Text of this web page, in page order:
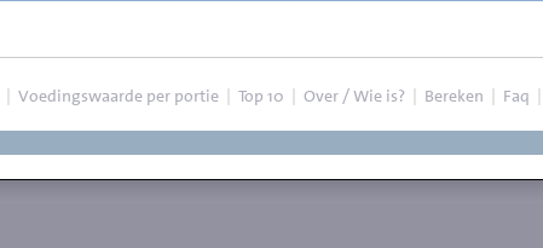
| Voedingswaarde per portie | Top 10 | Over / Wie is? | Bereken | Faq |